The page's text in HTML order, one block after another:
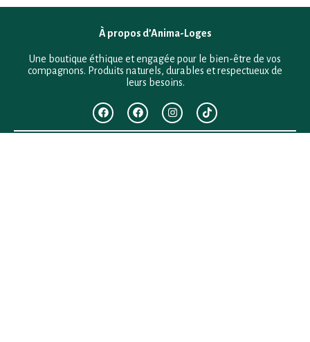
À propos d’Anima-Loges
Une boutique éthique et engagée pour le bien-être de vos
compagnons. Produits naturels, durables et respectueux de
leurs besoins.